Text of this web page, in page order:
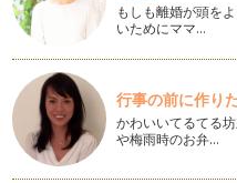
英単語、カタカナで読みをふ
英単語の発音を学んだとき
うにメモしていますか？ 「
英語学習コミュニティーづく
私には１２月で１歳半にな
メリカ人の主人、娘には日本
もしも離婚が頭を
いためにママ…
行事の前に作り
かわいいてるてる
や梅雨時のお弁…